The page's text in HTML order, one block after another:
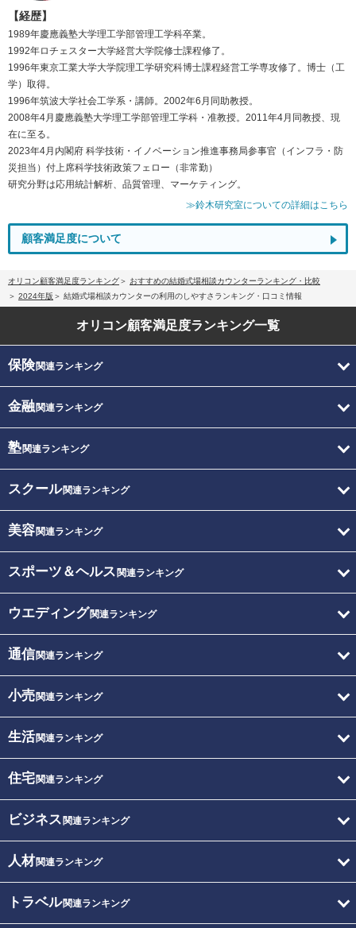
【経歴】
1989年慶應義塾大学理工学部管理工学科卒業。
1992年ロチェスター大学経営大学院修士課程修了。
1996年東京工業大学大学院理工学研究科博士課程経営工学専攻修了。博士（工
学）取得。
1996年筑波大学社会工学系・講師。2002年6月同助教授。
2008年4月慶應義塾大学理工学部管理工学科・准教授。2011年4月同教授、現
在に至る。
2023年4月内閣府 科学技術・イノベーション推進事務局参事官（インフラ・防
災担当）付上席科学技術政策フェロー（非常勤）
研究分野は応用統計解析、品質管理、マーケティング。
≫鈴木研究室についての詳細はこちら
顧客満足度について
オリコン顧客満足度ランキング
おすすめの結婚式場相談カウンターランキング・比較
2024年版
結婚式場相談カウンターの利用のしやすさランキング・口コミ情報
オリコン顧客満足度ランキング一覧
保険関連ランキング
金融関連ランキング
塾関連ランキング
スクール関連ランキング
美容関連ランキング
スポーツ＆ヘルス 関連ランキング
ウエディング関連ランキング
通信関連ランキング
小売関連ランキング
生活関連ランキング
住宅関連ランキング
ビジネス 関連ランキング
人材関連ランキング
トラベル関連ランキング